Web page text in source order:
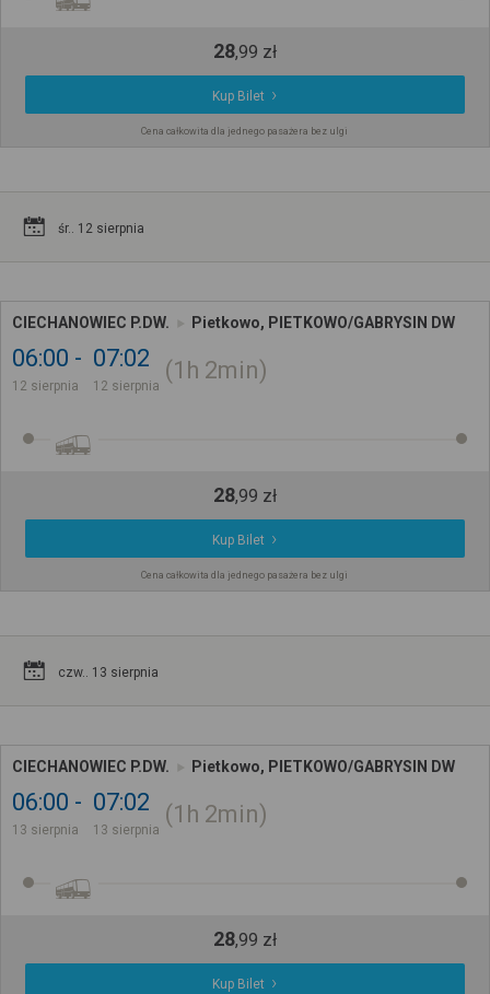
28,99 zł
Kup Bilet
Cena całkowita dla jednego pasażera bez ulgi
śr.. 12 sierpnia
CIECHANOWIEC P.DW. Pietkowo, PIETKOWO/GABRYSIN DW
06:00
12 sierpnia
07:02
12 sierpnia
1h 2min
28,99 zł
Kup Bilet
Cena całkowita dla jednego pasażera bez ulgi
czw.. 13 sierpnia
CIECHANOWIEC P.DW. Pietkowo, PIETKOWO/GABRYSIN DW
06:00
13 sierpnia
07:02
13 sierpnia
1h 2min
28,99 zł
Kup Bilet